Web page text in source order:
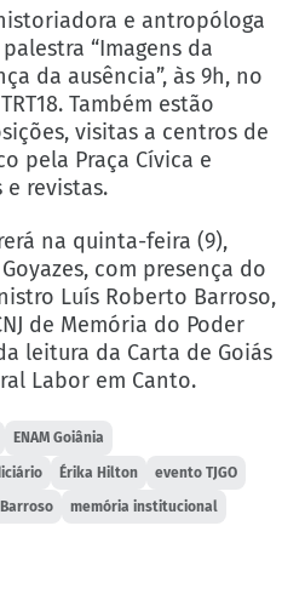
e antropóloga
“Imagens da
da ausência”, às 9h, no
Também estão
visitas a centros de
pela Praça Cívica e
revistas.
na quinta-feira (9),
com presença do
Luís Roberto Barroso,
de Memória do Poder
leitura da Carta de Goiás
Labor em Canto.
ENAM Goiânia
Érika Hilton evento TJGO
memória institucional